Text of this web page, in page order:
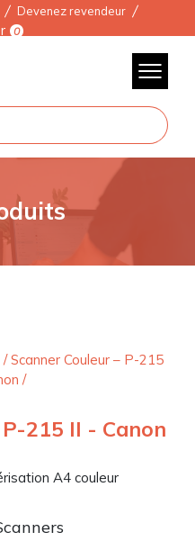
Devenez revendeur
0
/Scanner Couleur – P-215
/
215 II - Canon
A4 couleur